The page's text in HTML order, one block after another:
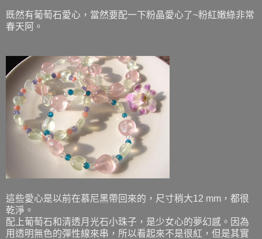
既然有葡萄石愛心，當然要配一下粉晶愛心了~粉紅嫩綠非常
春天阿。
這些愛心是以前在慕尼黑帶回來的，尺寸稍大12 mm，都很
乾淨。
配上葡萄石和清透月光石小珠子，是少女心的夢幻感。因為
用透明無色的彈性線來串，所以看起來不是很紅，但是其實